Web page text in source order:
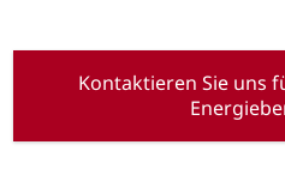
Kontaktieren Sie uns